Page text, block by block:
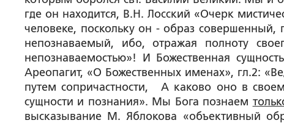
где он находится, В.Н. Лосский «Очерк
человеке, поскольку он - образ совершенный,
непознаваемый, ибо, отражая полноту
непознаваемостью»! И Божественная
Ареопагит, «О Божественных именах», гл.2:
путем сопричастности, А каково оно в
сущности и познания». Мы Бога познаем
высказывание М. Яблокова «объективный